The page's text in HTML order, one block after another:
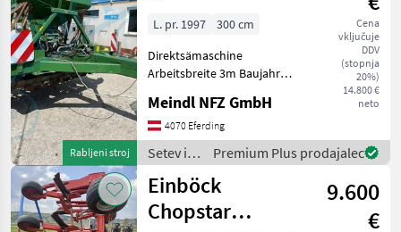
Rabljeni stroj
Cena
vključuje
DDV
(stopnja
20%)
14.800 €
neto
L. pr. 1997
300 cm
Direktsämaschine
Arbeitsbreite 3m Baujahr
lemež, podvozje Setev in
nega Sejalnica za
neposredno setev
Meindl NFZ GmbH
4070 Eferding
Setev in
nega /
John
Deere
Premium Plus prodajalec
Einböck
Chopstar
9.600
€